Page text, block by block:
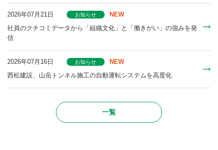
一覧
2026年07月21日 お知らせ
NEW
社員のクチコミデータから「組織文化」と「働きがい」の強みを発
信
2026年07月16日 お知らせ
NEW
⻄松建設、⼭岳トンネル施⼯の⾃動運転システムを⾼度化